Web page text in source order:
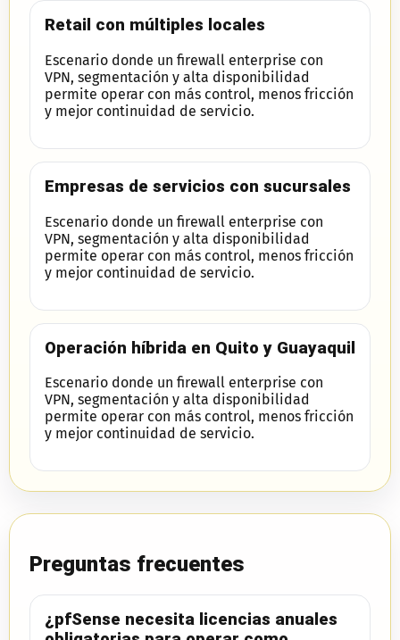
Retail con múltiples locales
Escenario donde un firewall enterprise con
VPN, segmentación y alta disponibilidad
permite operar con más control, menos fricción
y mejor continuidad de servicio.
Empresas de servicios con sucursales
Escenario donde un firewall enterprise con
VPN, segmentación y alta disponibilidad
permite operar con más control, menos fricción
y mejor continuidad de servicio.
Operación híbrida en Quito y Guayaquil
Escenario donde un firewall enterprise con
VPN, segmentación y alta disponibilidad
permite operar con más control, menos fricción
y mejor continuidad de servicio.
Preguntas frecuentes
¿pfSense necesita licencias anuales